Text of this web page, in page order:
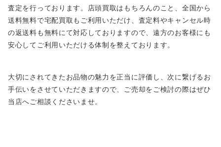
査定を行っております。店頭買取はもちろんのこと、全国から
送料無料で宅配買取もご利用いただけ、査定料やキャンセル時
の返送料も無料にて対応しておりますので、遠方のお客様にも
安心してご利用いただける体制を整えております。
大切にされてきたお品物の魅力を正当に評価し、次に繋げるお
手伝いをさせていただきますので、ご売却をご検討の際はぜひ
当店へご相談くださいませ。